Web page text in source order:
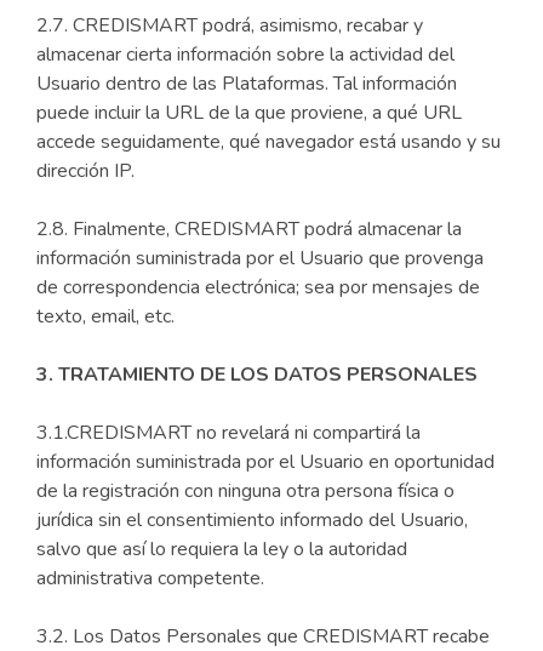
2.7. CREDISMART podrá, asimismo, recabar y
almacenar cierta información sobre la actividad del
Usuario dentro de las Plataformas. Tal información
puede incluir la URL de la que proviene, a qué URL
accede seguidamente, qué navegador está usando y su
dirección IP.
2.8. Finalmente, CREDISMART podrá almacenar la
información suministrada por el Usuario que provenga
de correspondencia electrónica; sea por mensajes de
texto, email, etc.
3. TRATAMIENTO DE LOS DATOS PERSONALES
3.1.CREDISMART no revelará ni compartirá la
información suministrada por el Usuario en oportunidad
de la registración con ninguna otra persona física o
jurídica sin el consentimiento informado del Usuario,
salvo que así lo requiera la ley o la autoridad
administrativa competente.
3.2. Los Datos Personales que CREDISMART recabe